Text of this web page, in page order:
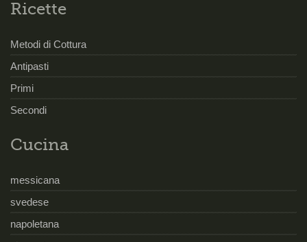
Ricette
Metodi di Cottura
Antipasti
Primi
Secondi
Cucina
messicana
svedese
napoletana